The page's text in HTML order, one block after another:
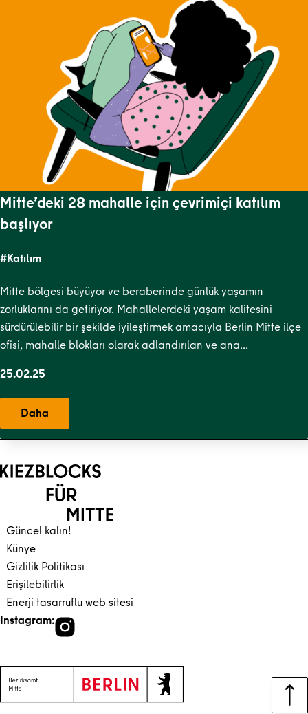
Mitte’deki 28 mahalle için çevrimiçi katılım
başlıyor
#Katılım
Mitte bölgesi büyüyor ve beraberinde günlük yaşamın
zorluklarını da getiriyor. Mahallelerdeki yaşam kalitesini
sürdürülebilir bir şekilde iyileştirmek amacıyla Berlin Mitte ilçe
ofisi, mahalle blokları olarak adlandırılan ve ana…
25.02.25
Daha
Güncel kalın!
Künye
Gizlilik Politikası
Erişilebilirlik
Enerji tasarruflu web sitesi
Instagram: